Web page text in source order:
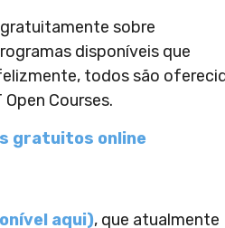
sobre
disponíveis que
todos são
Courses.
gratuitos online
aqui), que atualmente